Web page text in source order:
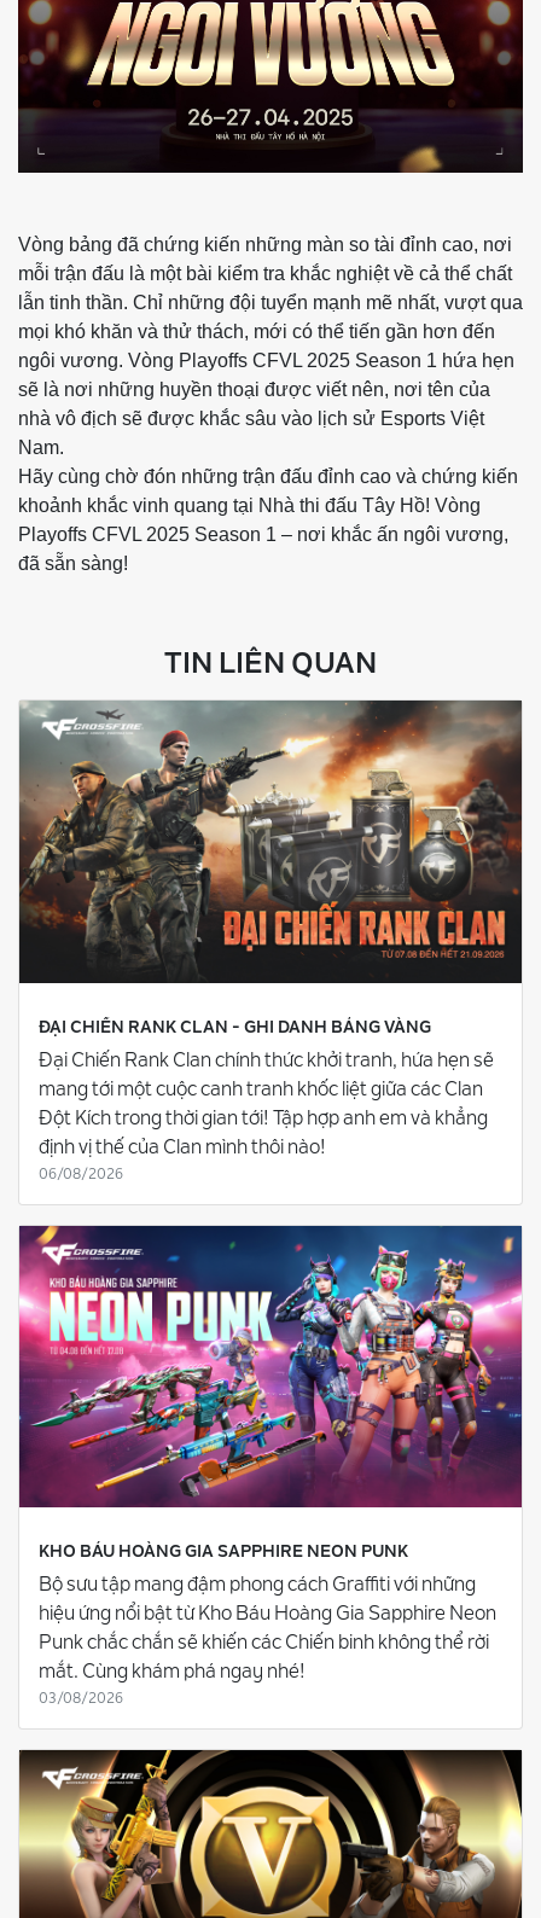
Vòng bảng đã chứng kiến những màn so tài đỉnh cao, nơi
mỗi trận đấu là một bài kiểm tra khắc nghiệt về cả thể chất
lẫn tinh thần. Chỉ những đội tuyển mạnh mẽ nhất, vượt qua
mọi khó khăn và thử thách, mới có thể tiến gần hơn đến
ngôi vương. Vòng Playoffs CFVL 2025 Season 1 hứa hẹn
sẽ là nơi những huyền thoại được viết nên, nơi tên của
nhà vô địch sẽ được khắc sâu vào lịch sử Esports Việt
Nam.
Hãy cùng chờ đón những trận đấu đỉnh cao và chứng kiến
khoảnh khắc vinh quang tại Nhà thi đấu Tây Hồ! Vòng
Playoffs CFVL 2025 Season 1 – nơi khắc ấn ngôi vương,
đã sẵn sàng!
TIN LIÊN QUAN
ĐẠI CHIẾN RANK CLAN - GHI DANH BẢNG VÀNG
Đại Chiến Rank Clan chính thức khởi tranh, hứa hẹn sẽ
mang tới một cuộc canh tranh khốc liệt giữa các Clan
Đột Kích trong thời gian tới! Tập hợp anh em và khẳng
định vị thế của Clan mình thôi nào!
06/08/2026
KHO BÁU HOÀNG GIA SAPPHIRE NEON PUNK
Bộ sưu tập mang đậm phong cách Graffiti với những
hiệu ứng nổi bật từ Kho Báu Hoàng Gia Sapphire Neon
Punk chắc chắn sẽ khiến các Chiến binh không thể rời
mắt. Cùng khám phá ngay nhé!
03/08/2026